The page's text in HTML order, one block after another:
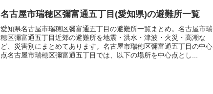
名古屋市瑞穂区彌富通五丁目(愛知県)の避難所一覧
愛知県名古屋市瑞穂区彌富通五丁目の避難所一覧まとめ。名古屋市瑞
穂区彌富通五丁目近郊の避難所を地震・洪水・津波・火災・高潮な
ど、災害別にまとめてあります。名古屋市瑞穂区彌富通五丁目の中心
点名古屋市瑞穂区彌富通五丁目では、以下の場所を中心点とし...